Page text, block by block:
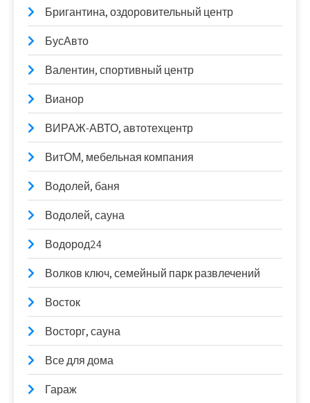
Бригантина, оздоровительный центр
БусАвто
Валентин, спортивный центр
Вианор
ВИРАЖ-АВТО, автотехцентр
ВитОМ, мебельная компания
Водолей, баня
Водолей, сауна
Водород24
Волков ключ, семейный парк развлечений
Восток
Восторг, сауна
Все для дома
Гараж